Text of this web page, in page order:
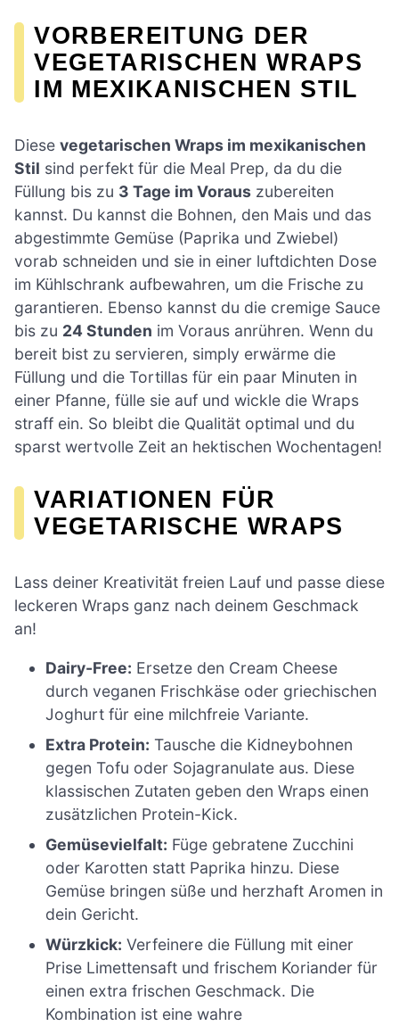
VORBEREITUNG DER
VEGETARISCHEN WRAPS
IM MEXIKANISCHEN STIL
Diese vegetarischen Wraps im mexikanischen
Stil sind perfekt für die Meal Prep, da du die
Füllung bis zu 3 Tage im Voraus zubereiten
kannst. Du kannst die Bohnen, den Mais und das
abgestimmte Gemüse (Paprika und Zwiebel)
vorab schneiden und sie in einer luftdichten Dose
im Kühlschrank aufbewahren, um die Frische zu
garantieren. Ebenso kannst du die cremige Sauce
bis zu 24 Stunden im Voraus anrühren. Wenn du
bereit bist zu servieren, simply erwärme die
Füllung und die Tortillas für ein paar Minuten in
einer Pfanne, fülle sie auf und wickle die Wraps
straff ein. So bleibt die Qualität optimal und du
sparst wertvolle Zeit an hektischen Wochentagen!
VARIATIONEN FÜR
VEGETARISCHE WRAPS
Lass deiner Kreativität freien Lauf und passe diese
leckeren Wraps ganz nach deinem Geschmack
an!
Dairy-Free: Ersetze den Cream Cheese
durch veganen Frischkäse oder griechischen
Joghurt für eine milchfreie Variante.
Extra Protein: Tausche die Kidneybohnen
gegen Tofu oder Sojagranulate aus. Diese
klassischen Zutaten geben den Wraps einen
zusätzlichen Protein-Kick.
Gemüsevielfalt: Füge gebratene Zucchini
oder Karotten statt Paprika hinzu. Diese
Gemüse bringen süße und herzhaft Aromen in
dein Gericht.
Würzkick: Verfeinere die Füllung mit einer
Prise Limettensaft und frischem Koriander für
einen extra frischen Geschmack. Die
Kombination ist eine wahre